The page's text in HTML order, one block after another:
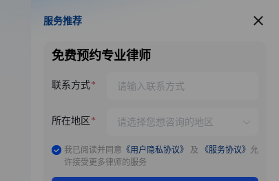
服务推荐
服务推荐
免费预约专业律师
联系方式
所在地区
我已阅读并同意 《用户隐私协议》 及 《服务协议》 允
许接受更多律师的服务